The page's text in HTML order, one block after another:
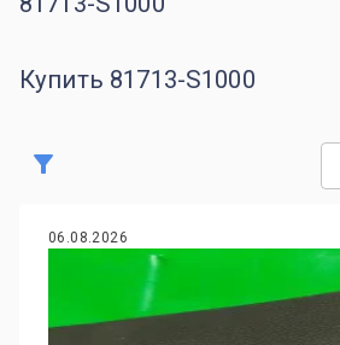
Купить 81713-S1000
06.08.2026